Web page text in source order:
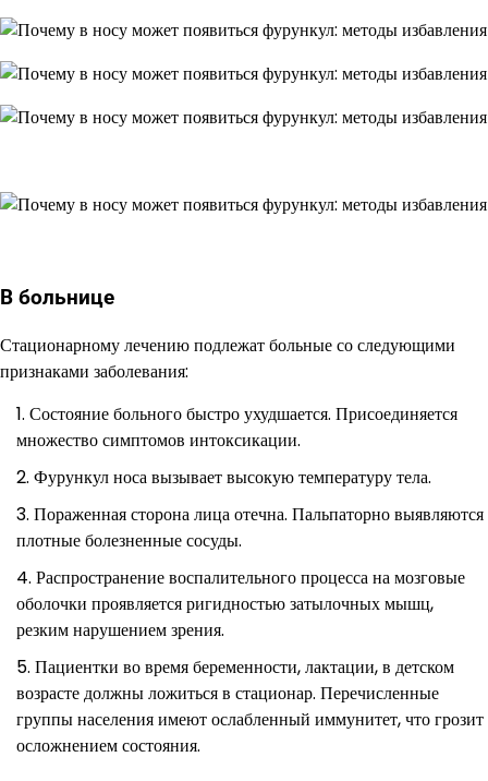
В больнице
Стационарному лечению подлежат больные со следующими
признаками заболевания:
Состояние больного быстро ухудшается. Присоединяется
множество симптомов интоксикации.
Фурункул носа вызывает высокую температуру тела.
Пораженная сторона лица отечна. Пальпаторно выявляются
плотные болезненные сосуды.
Распространение воспалительного процесса на мозговые
оболочки проявляется ригидностью затылочных мышц,
резким нарушением зрения.
Пациентки во время беременности, лактации, в детском
возрасте должны ложиться в стационар. Перечисленные
группы населения имеют ослабленный иммунитет, что грозит
осложнением состояния.